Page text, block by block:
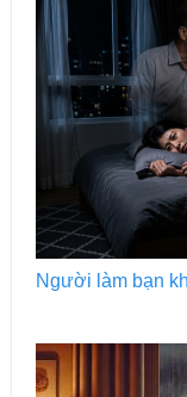
Người làm bạn